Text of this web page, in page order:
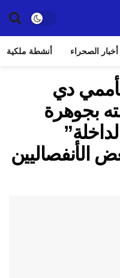
أخبار الصحراء أنشطة ملكية
دي
بجوهرة
الأنفصاليين